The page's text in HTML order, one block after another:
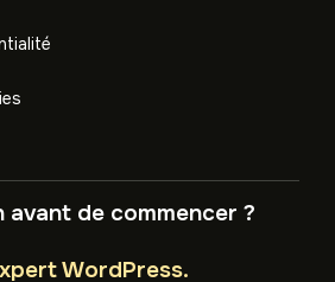
avant de commencer ?
WordPress.